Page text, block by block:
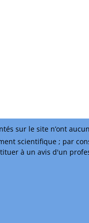
sur le site n’ont
scientifique ; par
à un avis d'un